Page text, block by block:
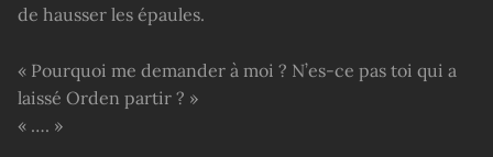
de hausser les épaules.
« Pourquoi me demander à moi ? N’es-ce pas toi qui a
laissé Orden partir ? »
« …. »